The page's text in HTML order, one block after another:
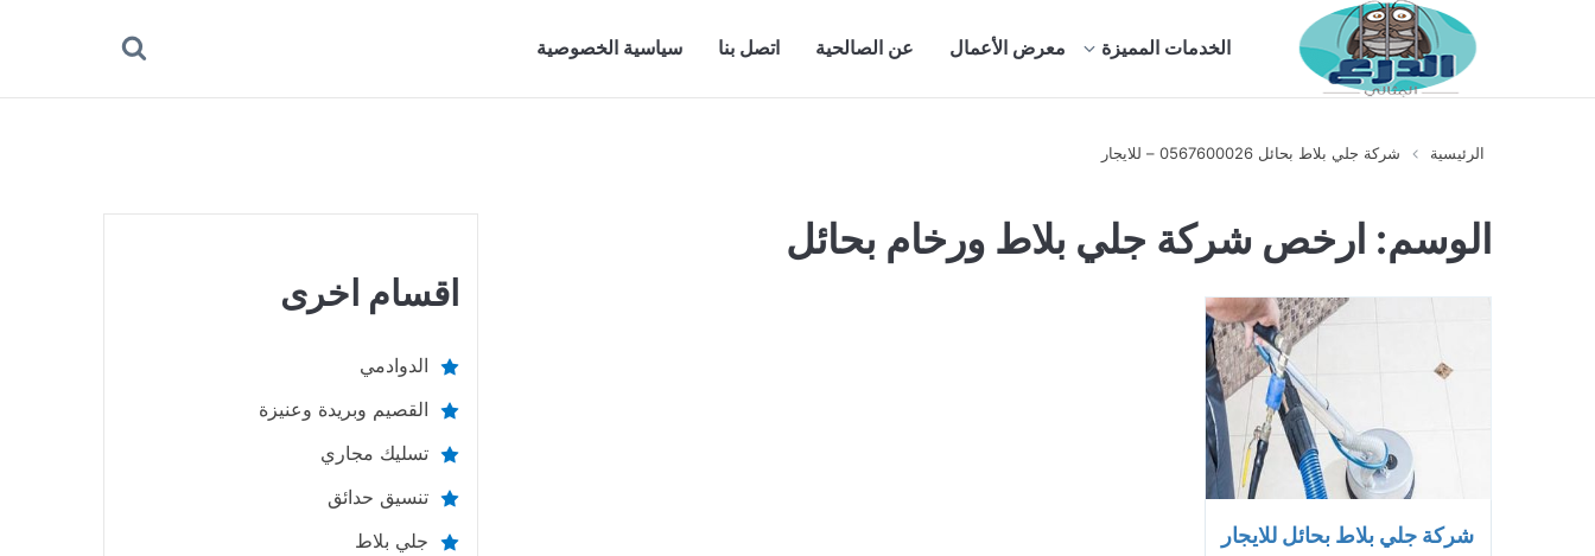
الخدمات المميزة معرض الأعمال عن الصالحية اتصل بنا سياسية الخصوصية
الرئيسية شركة جلي بلاط بحائل 0567600026 – للايجار
الوسم: ارخص شركة جلي بلاط ورخام بحائل
شركة جلي بلاط بحائل للايجار
اقسام اخرى
الدوادمي
القصيم وبريدة وعنيزة
تسليك مجاري
تنسيق حدائق
جلي بلاط